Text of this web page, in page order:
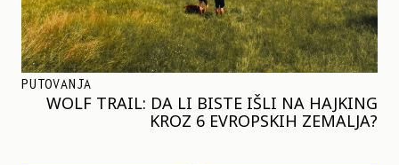
PUTOVANJA
WOLF TRAIL: DA LI BISTE IŠLI NA HAJKING
KROZ 6 EVROPSKIH ZEMALJA?